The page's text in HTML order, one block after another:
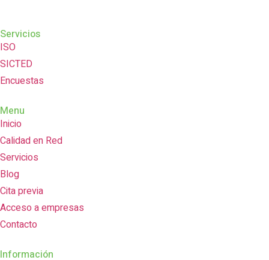
Servicios
ISO
SICTED
Encuestas
Menu
Inicio
Calidad en Red
Servicios
Blog
Cita previa
Acceso a empresas
Contacto
Información